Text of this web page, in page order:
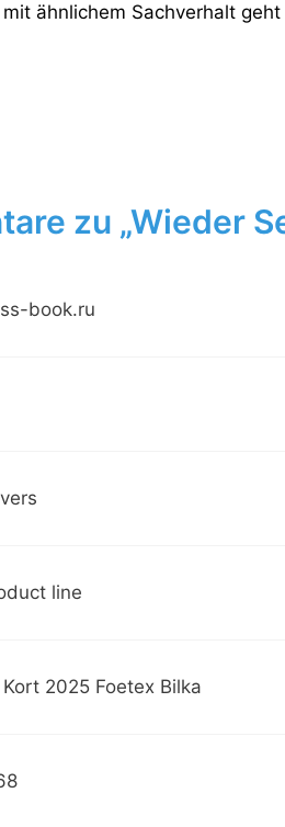
ähnlichem Sachverhalt geht
zu „Wieder
book.ru
line
2025 Foetex Bilka